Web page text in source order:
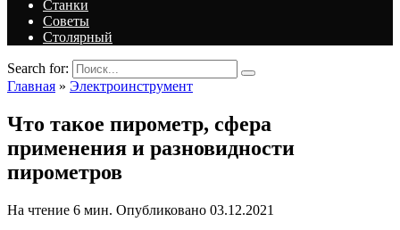
Станки
Советы
Столярный
Search for:
Главная » Электроинструмент
Что такое пирометр, сфера
применения и разновидности
пирометров
На чтение 6 мин. Опубликовано 03.12.2021